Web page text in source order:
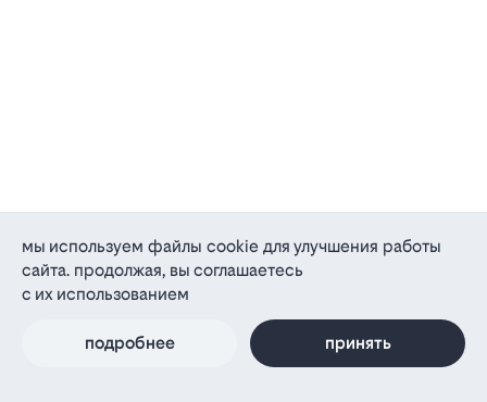
мы используем файлы cookie для улучшения работы
сайта. продолжая, вы соглашаетесь
с их использованием
подробнее принять